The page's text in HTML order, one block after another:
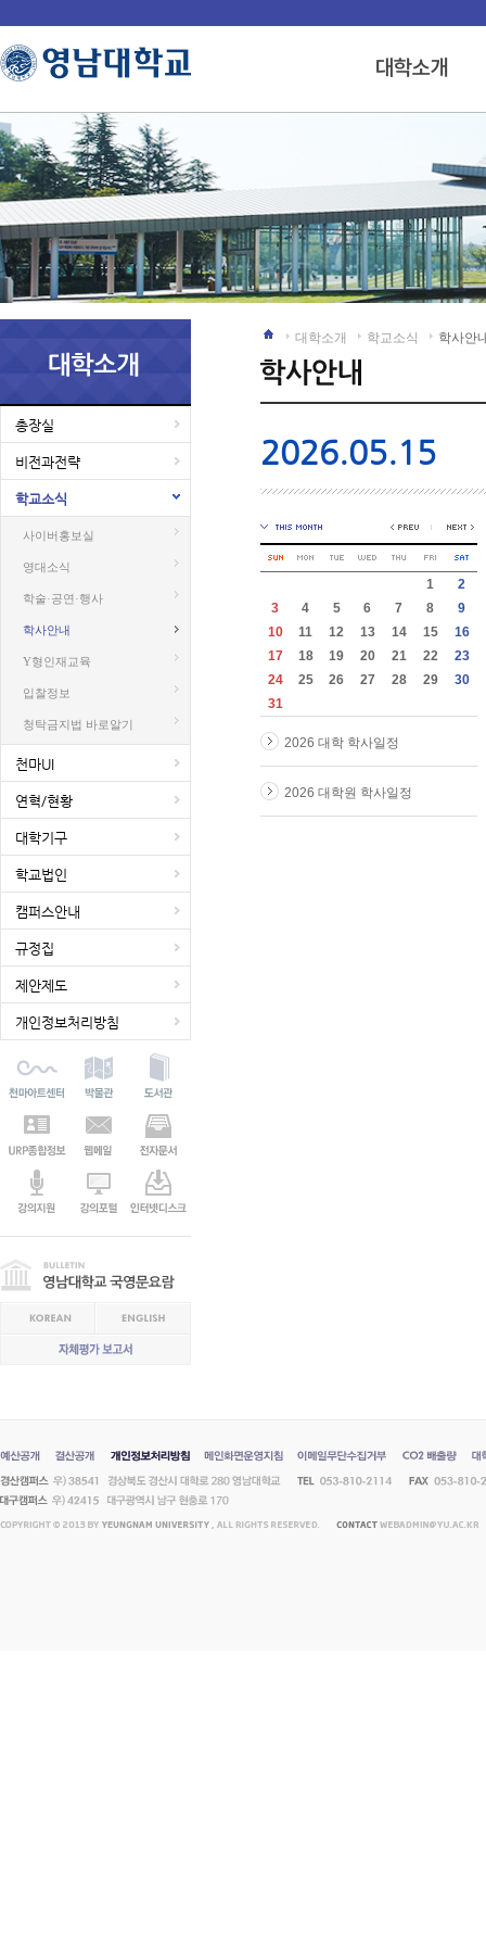
총장실
비전과전략
학교소식
사이버홍보실
영대소식
학술·공연·행사
학사안내
Y형인재교육
입찰정보
청탁금지법 바로알기
천마UI
연혁/현황
대학기구
학교법인
캠퍼스안내
규정집
제안제도
개인정보처리방침
대학소개 학교소식 학사안
2026.05.15
1
2
3
4 5 6 7 8
9
10
11 12 13 14 15
16
17
18 19 20 21 22
23
24
25 26 27 28 29
30
31
2026 대학 학사일정
2026 대학원 학사일정